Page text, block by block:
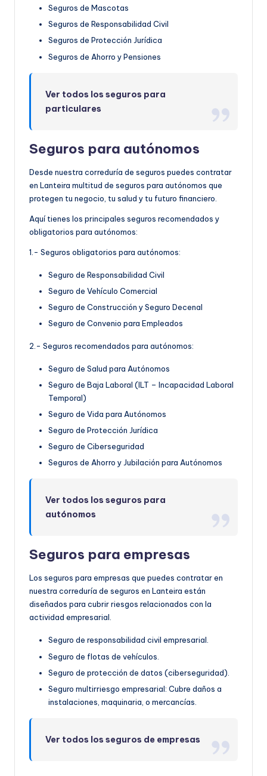
Seguros de Mascotas
Seguros de Responsabilidad Civil
Seguros de Protección Jurídica
Seguros de Ahorro y Pensiones
Ver todos los seguros para
particulares
Seguros para autónomos
Desde nuestra correduría de seguros puedes contratar
en Lanteira multitud de seguros para autónomos que
protegen tu negocio, tu salud y tu futuro financiero.
Aquí tienes los principales seguros recomendados y
obligatorios para autónomos:
1.- Seguros obligatorios para autónomos:
Seguro de Responsabilidad Civil
Seguro de Vehículo Comercial
Seguro de Construcción y Seguro Decenal
Seguro de Convenio para Empleados
2.- Seguros recomendados para autónomos:
Seguro de Salud para Autónomos
Seguro de Baja Laboral (ILT – Incapacidad Laboral
Temporal)
Seguro de Vida para Autónomos
Seguro de Protección Jurídica
Seguro de Ciberseguridad
Seguros de Ahorro y Jubilación para Autónomos
Ver todos los seguros para
autónomos
Seguros para empresas
Los seguros para empresas que puedes contratar en
nuestra correduría de seguros en Lanteira están
diseñados para cubrir riesgos relacionados con la
actividad empresarial.
Seguro de responsabilidad civil empresarial.
Seguro de flotas de vehículos.
Seguro de protección de datos (ciberseguridad).
Seguro multirriesgo empresarial: Cubre daños a
instalaciones, maquinaria, o mercancías.
Ver todos los seguros de empresas